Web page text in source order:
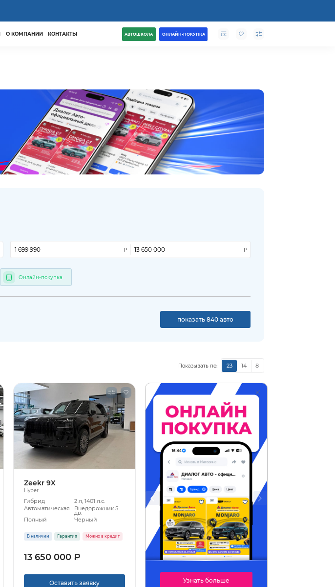
О КОМПАНИИ КОНТАКТЫ АВТОШКОЛА ОНЛАЙН-ПОКУПКА
Онлайн-покупка
показать 840 авто
Показывать по: 23 14 8
Zeekr 9X
Hyper
Гибрид
2 л, 1401 л.с.
Автоматическая
Внедорожник 5
дв.
Полный
Черный
В наличии Гарантия Можно в кредит
13 650 000 ₽
Оставить заявку
Узнать больше Узнать больше